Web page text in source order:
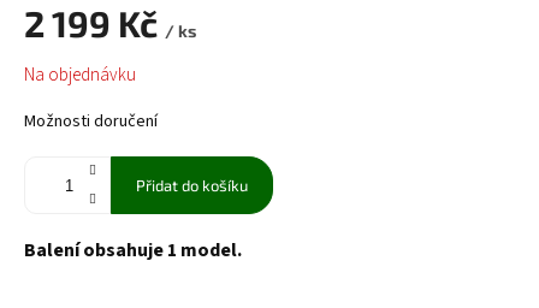
2 199 Kč / ks
Měrná
cena:
Na objednávku
Možnosti doručení
Přidat do košíku
Balení obsahuje 1 model.